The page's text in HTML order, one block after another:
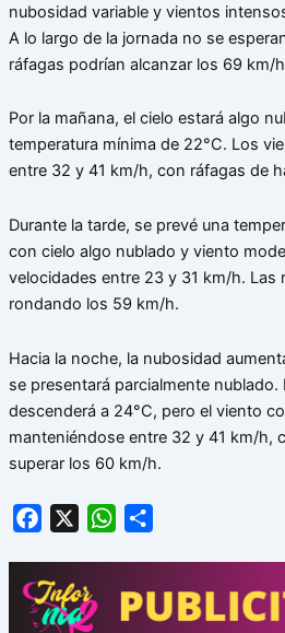
nubosidad variable y vientos
A lo largo de la jornada no se
ráfagas podrían alcanzar los 69 km/
Por la mañana, el cielo estará algo
temperatura mínima de 22°C. Los
entre 32 y 41 km/h, con ráfagas de
Durante la tarde, se prevé una
con cielo algo nublado y viento
velocidades entre 23 y 31 km/h. Las
rondando los 59 km/h.
Hacia la noche, la nubosidad
se presentará parcialmente nublado.
descenderá a 24°C, pero el viento
manteniéndose entre 32 y 41 km/h,
superar los 60 km/h.
Facebook WhatsApp